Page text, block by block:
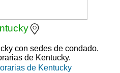
con sedes de condado.
de Kentucky.